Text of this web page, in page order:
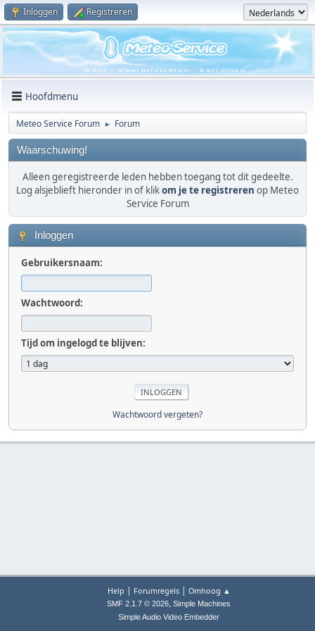
Inloggen Registreren
Hoofdmenu
Meteo Service Forum ► Forum
Waarschuwing!
Alleen geregistreerde leden hebben toegang tot dit gedeelte.
Log alsjeblieft hieronder in of klikom je te registreren op Meteo
Service Forum
Inloggen
Gebruikersnaam:
Wachtwoord:
Tijd om ingelogd te blijven:
Wachtwoord vergeten?
Help | Forumregels| Omhoog ▲
SMF 2.1.7 © 2026, Simple Machines
Simple Audio Video Embedder